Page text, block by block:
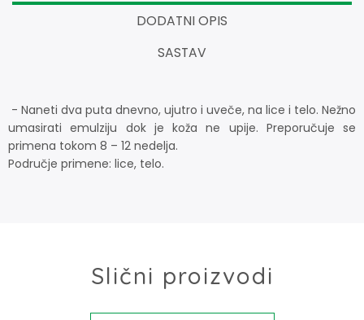
DODATNI OPIS
SASTAV
- Naneti dva puta dnevno, ujutro i uveče, na lice i telo. Nežno
umasirati emulziju dok je koža ne upije. Preporučuje se
primena tokom 8 – 12 nedelja.
Područje primene: lice, telo.
Slični proizvodi